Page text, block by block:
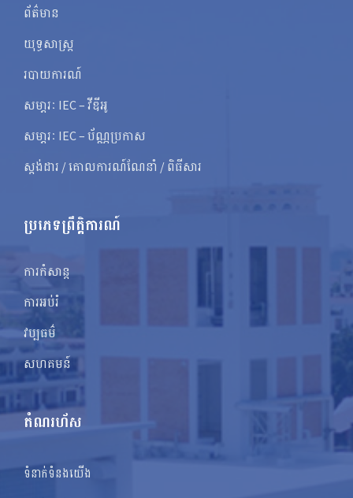
ព័ត៌មាន
យុទ្ធសាស្ត្រ
របាយការណ៍
សមា្ភរៈ IEC – វីឌីអូ
សមា្ភរៈ IEC – ប័ណ្ណប្រកាស
ស្តង់ដារ / គោលការណ៍ណែនាំ / ពិធីសារ
ប្រភេទព្រឹត្តិការណ៍
ការកំសាន្ត
ការអប់រំ
វប្បធម៌
សហគមន៍
តំណរហ័ស
ទំនាក់ទំនងយើង